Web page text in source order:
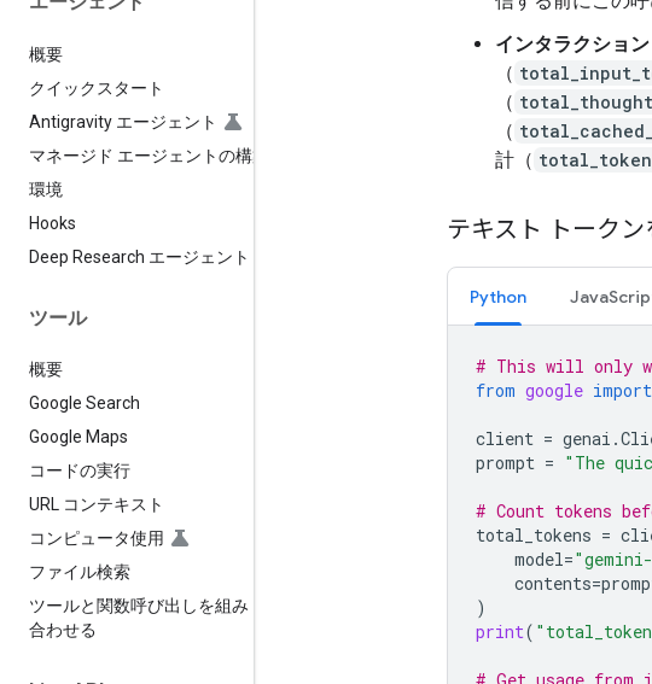
概要
クイックスタート
Antigravity エージェント
マネージド エージェントの構築
環境
Hooks
Deep Research エージェント
ツール
概要
Google Search
Google Maps
コードの実行
URL コンテキスト
コンピュータ使用
ファイル検索
ツールと関数呼び出しを組み
合わせる
インタラクショ
（
（
（
計（
テキスト トーク
Python
# This will only
from google import
client = genai .
prompt = "The
# Count tokens
total_tokens =
model=
contents=
)
print(